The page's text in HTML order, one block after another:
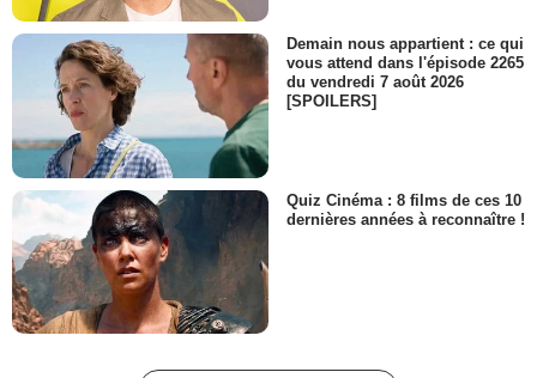
Demain nous appartient : ce qui
vous attend dans l'épisode 2265
du vendredi 7 août 2026
[SPOILERS]
Quiz Cinéma : 8 films de ces 10
dernières années à reconnaître !